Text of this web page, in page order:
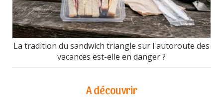
La tradition du sandwich triangle sur l'autoroute des
vacances est-elle en danger ?
A découvrir